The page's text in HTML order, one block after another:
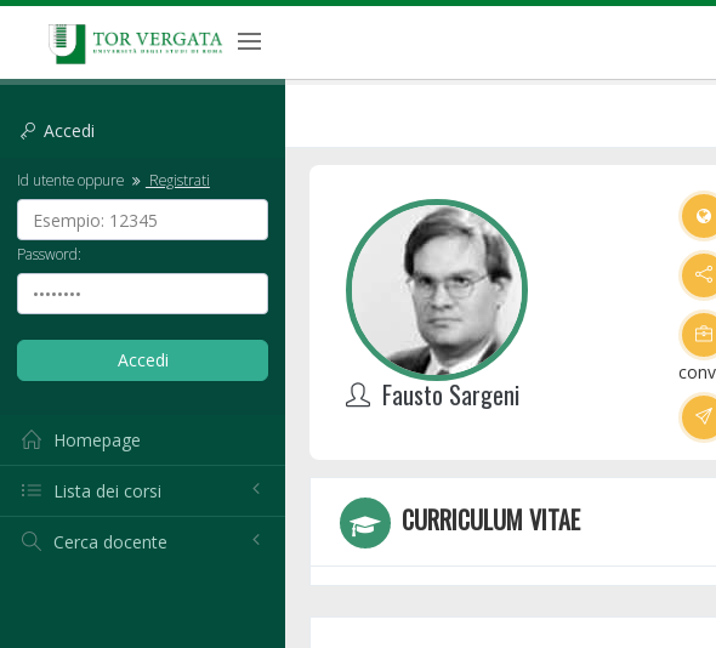
Accedi
Id utente oppure Registrati
Password:
Homepage
Lista dei corsi
Cerca docente
Fausto Sargeni
CURRICULUM VITAE